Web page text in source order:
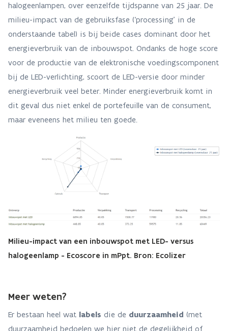
halogeenlampen, over eenzelfde tijdspanne van 25 jaar. De
milieu-impact van de gebruiksfase (‘processing’ in de
onderstaande tabel) is bij beide cases dominant door het
energieverbruik van de inbouwspot. Ondanks de hoge score
voor de productie van de elektronische voedingscomponent
bij de LED-verlichting, scoort de LED-versie door minder
energieverbruik veel beter. Minder energieverbruik komt in
dit geval dus niet enkel de portefeuille van de consument,
maar eveneens het milieu ten goede.
Milieu-impact van een inbouwspot met LED- versus
halogeenlamp - Ecoscore in mPpt. Bron: Ecolizer
Meer weten?
Er bestaan heel wat labels die de duurzaamheid (met
duurzaamheid bedoelen we hier niet de degelijkheid of